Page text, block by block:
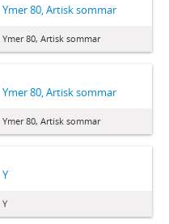
Ymer 80, Artisk sommar
Ymer 80, Artisk sommar
Ymer 80, Artisk sommar
Ymer 80, Artisk sommar
Y
Y